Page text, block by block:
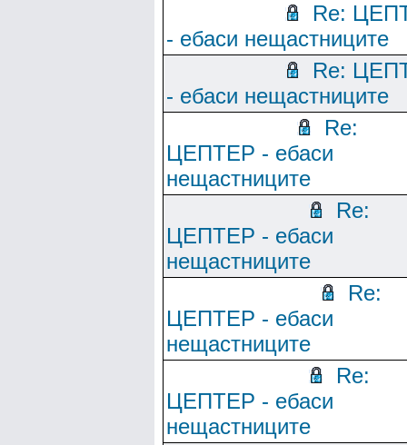
Re:
- ебаси нещастниците
Re:
- ебаси нещастниците
Re:
ЦЕПТЕР - ебаси
нещастниците
Re:
ЦЕПТЕР - ебаси
нещастниците
Re:
ЦЕПТЕР - ебаси
нещастниците
Re:
ЦЕПТЕР - ебаси
нещастниците